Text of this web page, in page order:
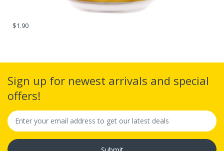
$1.90
Sign up for newest arrivals and special
offers!